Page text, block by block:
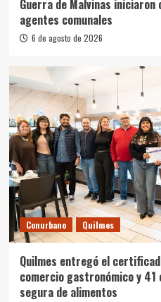
Guerra de Malvinas
agentes comunales
6 de agosto de 2026
Conurbano Quilmes
Quilmes entregó el
comercio gastronómico y 41
segura de alimentos